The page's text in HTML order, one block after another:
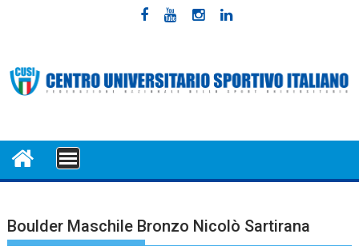
MENU
Boulder Maschile Bronzo Nicolò Sartirana